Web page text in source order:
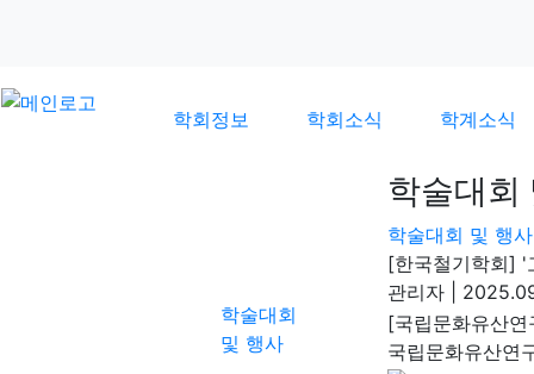
학회정보 학회소식 학계소식
학술대회
및 행사
학술대회
학술대회 및 행사
[한국철기학회] '
관리자
[국립문화유산
국립문화유산연